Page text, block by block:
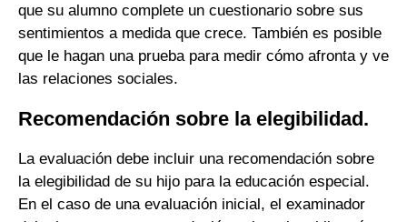
que su alumno complete un cuestionario sobre sus
sentimientos a medida que crece. También es posible
que le hagan una prueba para medir cómo afronta y ve
las relaciones sociales.
Recomendación sobre la elegibilidad.
La evaluación debe incluir una recomendación sobre
la elegibilidad de su hijo para la educación especial.
En el caso de una evaluación inicial, el examinador